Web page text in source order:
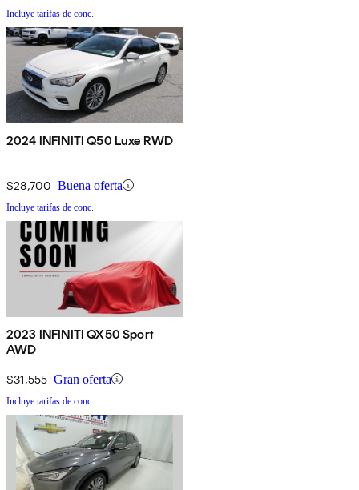
Incluye tarifas de conc.
2024 INFINITI Q50 Luxe RWD
$28,700 Buena oferta
Incluye tarifas de conc.
2023 INFINITI QX50 Sport
AWD
$31,555 Gran oferta
Incluye tarifas de conc.